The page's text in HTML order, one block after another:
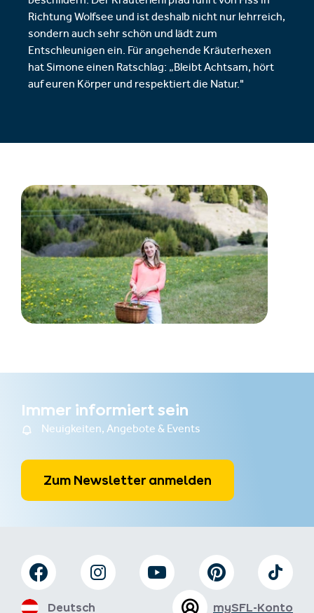
Richtung Wolfsee und ist deshalb nicht nur lehrreich,
sondern auch sehr schön und lädt zum
Entschleunigen ein. Für angehende Kräuterhexen
hat Simone einen Ratschlag: „Bleibt Achtsam, hört
auf euren Körper und respektiert die Natur."
Immer informiert sein
Neuigkeiten, Angebote & Events
Zum Newsletter anmelden
mySFL-Konto
Deutsch